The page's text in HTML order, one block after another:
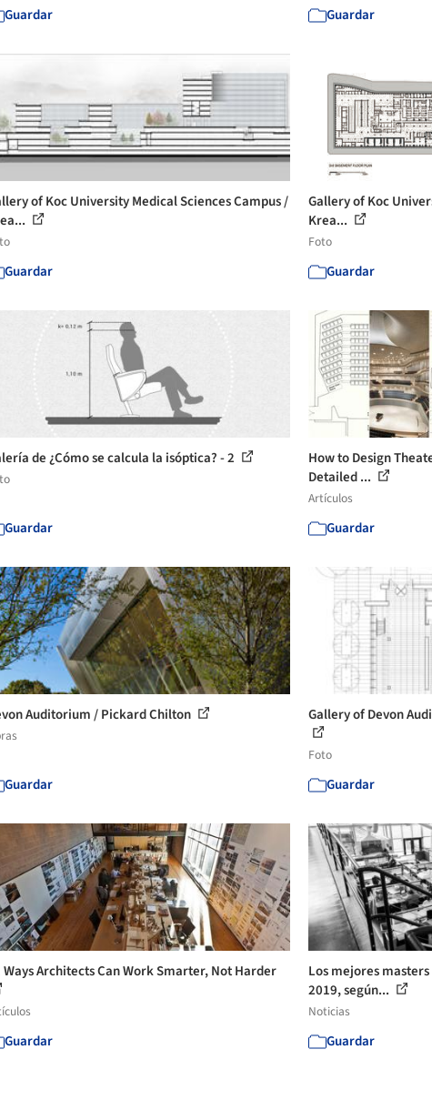
Guardar Guardar
of Koc University Medical Sciences Campus /
Guardar
Gallery of Koc
Krea...
Foto
Guardar
de ¿Cómo se calcula la isóptica? - 2
Guardar
How to Design
Detailed ...
Artículos
Guardar
Auditorium / Pickard Chilton
Guardar
Gallery of Devon
Foto
Guardar
Ways Architects Can Work Smarter, Not Harder
Guardar
Los mejores
2019, según...
Noticias
Guardar